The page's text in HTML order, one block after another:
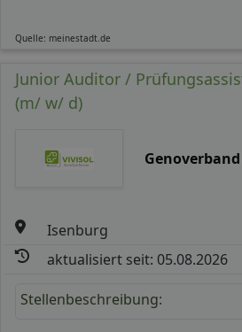
Quelle: meinestadt.de
Junior Auditor /
(m/ w/ d)
Genoverband
Isenburg
aktualisiert seit: 05.08.2026
Stellenbeschreibung: